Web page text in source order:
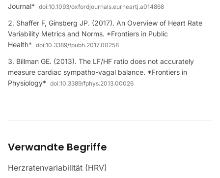
Journal* doi:10.1093/oxfordjournals.eurheartj.a014868
Shaffer F, Ginsberg JP. (2017). An Overview of Heart Rate
Variability Metrics and Norms. *Frontiers in Public
Health* doi:10.3389/fpubh.2017.00258
Billman GE. (2013). The LF/HF ratio does not accurately
measure cardiac sympatho-vagal balance. *Frontiers in
Physiology* doi:10.3389/fphys.2013.00026
Verwandte Begriffe
Herzratenvariabilität (HRV)